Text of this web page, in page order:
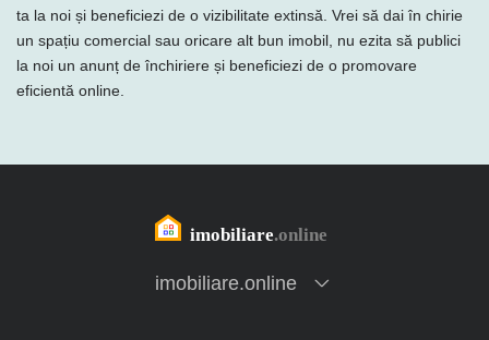
ta la noi și beneficiezi de o vizibilitate extinsă. Vrei să dai în chirie
un spațiu comercial sau oricare alt bun imobil, nu ezita să publici
la noi un anunț de închiriere și beneficiezi de o promovare
eficientă online.
imobiliare.online